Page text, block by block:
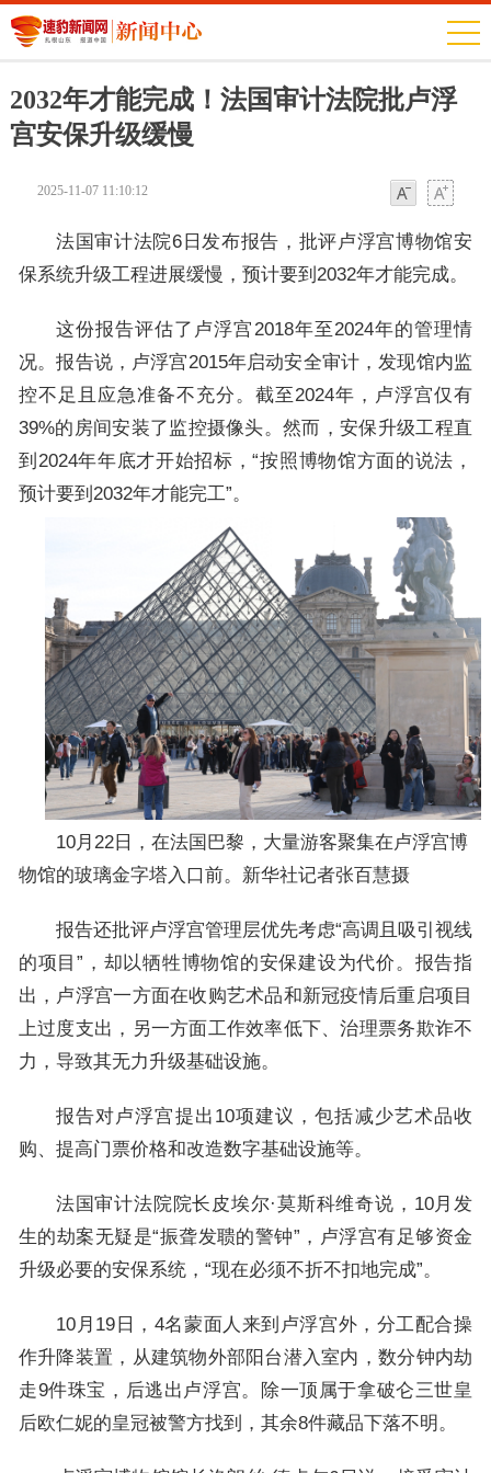
2032年才能完成！法国审计法院批卢浮
宫安保升级缓慢
2025-11-07 11:10:12
法国审计法院6日发布报告，批评卢浮宫博物馆安
保系统升级工程进展缓慢，预计要到2032年才能完成。
这份报告评估了卢浮宫2018年至2024年的管理情
况。报告说，卢浮宫2015年启动安全审计，发现馆内监
控不足且应急准备不充分。截至2024年，卢浮宫仅有
39%的房间安装了监控摄像头。然而，安保升级工程直
到2024年年底才开始招标，“按照博物馆方面的说法，
预计要到2032年才能完工”。
10月22日，在法国巴黎，大量游客聚集在卢浮宫博
物馆的玻璃金字塔入口前。新华社记者张百慧摄
报告还批评卢浮宫管理层优先考虑“高调且吸引视线
的项目”，却以牺牲博物馆的安保建设为代价。报告指
出，卢浮宫一方面在收购艺术品和新冠疫情后重启项目
上过度支出，另一方面工作效率低下、治理票务欺诈不
力，导致其无力升级基础设施。
报告对卢浮宫提出10项建议，包括减少艺术品收
购、提高门票价格和改造数字基础设施等。
法国审计法院院长皮埃尔·莫斯科维奇说，10月发
生的劫案无疑是“振聋发聩的警钟”，卢浮宫有足够资金
升级必要的安保系统，“现在必须不折不扣地完成”。
10月19日，4名蒙面人来到卢浮宫外，分工配合操
作升降装置，从建筑物外部阳台潜入室内，数分钟内劫
走9件珠宝，后逃出卢浮宫。除一顶属于拿破仑三世皇
后欧仁妮的皇冠被警方找到，其余8件藏品下落不明。